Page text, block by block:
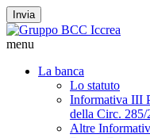
Invia
menu
La banca
Lo statuto
Informativa III
della Circ. 285/
Altre